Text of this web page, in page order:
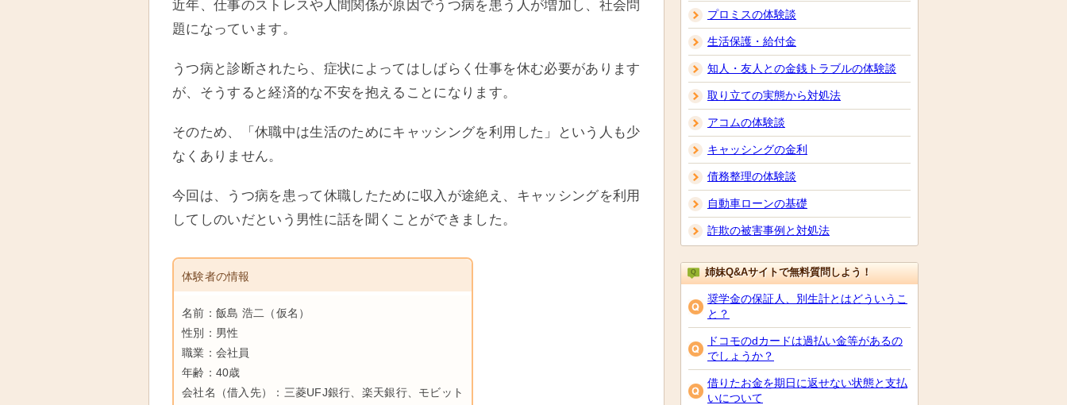
近年、仕事のストレスや人間関係が原因でうつ病を患う人が増加し、社会問
題になっています。
うつ病と診断されたら、症状によってはしばらく仕事を休む必要があります
が、そうすると経済的な不安を抱えることになります。
そのため、「休職中は生活のためにキャッシングを利用した」という人も少
なくありません。
今回は、うつ病を患って休職したために収入が途絶え、キャッシングを利用
してしのいだという男性に話を聞くことができました。
体験者の情報
名前：飯島 浩二（仮名）
性別：男性
職業：会社員
年齢：40歳
会社名（借入先）：三菱UFJ銀行、楽天銀行、モビット
プロミスの体験談
生活保護・給付金
知人・友人との金銭トラブルの体験談
取り立ての実態から対処法
アコムの体験談
キャッシングの金利
債務整理の体験談
自動車ローンの基礎
詐欺の被害事例と対処法
姉妹Q&Aサイトで無料質問しよう！
奨学金の保証人、別生計とはどういうこ
と？
ドコモのdカードは過払い金等があるの
でしょうか？
借りたお金を期日に返せない状態と支払
いについて